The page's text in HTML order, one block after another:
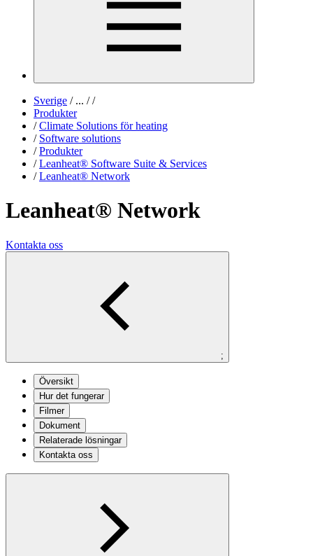
Sverige /... / /
Produkter
/ Climate Solutions för heating
/ Software solutions
/ Produkter
/ Leanheat® Software Suite & Services
/ Leanheat® Network
Leanheat® Network
Kontakta oss
;
Översikt
Hur det fungerar
Filmer
Dokument
Relaterade lösningar
Kontakta oss